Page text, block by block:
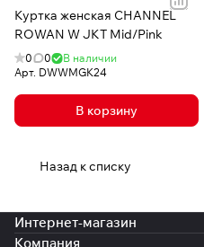
Куртка женская CHANNEL
ROWAN W JKT Mid/Pink
0 0
В наличии
Арт. DWWMGK24
В корзину
Назад к списку
Интернет-магазин
Компания